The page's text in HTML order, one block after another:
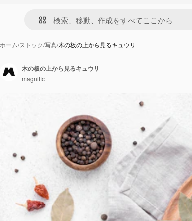
ホーム/ストック/写真/木の板の上から見るキュウリ
木の板の上から見るキュウリ
magnific